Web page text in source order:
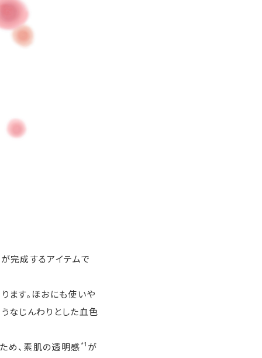
完成するアイテムで
ます。ほおにも使いや
なじんわりとした血色
め、素肌の透明感*1 が